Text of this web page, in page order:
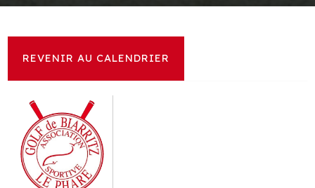
REVENIR AU CALENDRIER